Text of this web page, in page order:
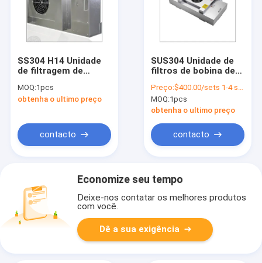
SS304 H14 Unidade
de filtragem de
sala limpa Unidade de
filtragem de
MOQ:1pcs
obtenha o ultimo preço
contacto
SUS304 Unidade de
filtros de bobina de
limpa HEPA Unir
tamanho
personalizado 50Hz
Ventilador de teto
Preço:$400.00/sets 1-4 sets
MOQ:1pcs
obtenha o ultimo preço
contacto
Economize seu tempo
Deixe-nos contatar os melhores produtos
com você.
Dê a sua exigência